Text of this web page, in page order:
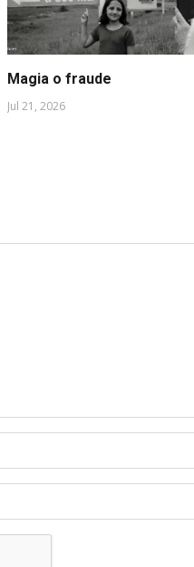
Magia o fraude
Jul 21, 2026